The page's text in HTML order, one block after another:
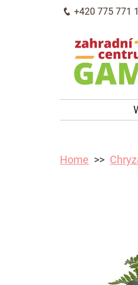
+420 775 771
Home